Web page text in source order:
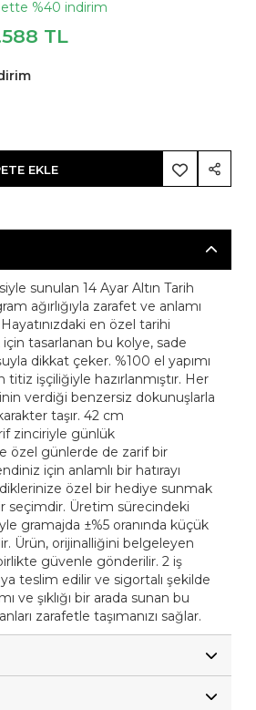
%40 indirim
TL
EKLE
sunulan 14 Ayar Altın Tarih
ağırlığıyla zarafet ve anlamı
en özel tarihi
tasarlanan bu kolye, sade
dikkat çeker. %100 el yapımı
titiz işçiliğiyle hazırlanmıştır. Her
verdiği benzersiz dokunuşlarla
taşır. 42 cm
zinciriyle günlük
özel günlerde de zarif bir
için anlamlı bir hatırayı
özel bir hediye sunmak
seçimdir. Üretim sürecindeki
gramajda ±%5 oranında küçük
Ürün, orijinalliğini belgeleyen
güvenle gönderilir. 2 iş
teslim edilir ve sigortalı şekilde
ve şıklığı bir arada sunan bu
zarafetle taşımanızı sağlar.